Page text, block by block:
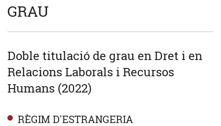
GRAU
Doble titulació de grau en Dret i en
Relacions Laborals i Recursos
Humans (2022)
RÈGIM D'ESTRANGERIA